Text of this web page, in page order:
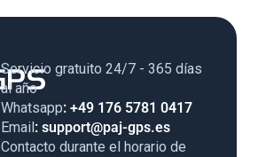
Servicio gratuito 24/7 - 365 días
al año
Whatsapp: +49 176 5781 0417
Email : support@paj-gps.es
Contacto durante el horario de